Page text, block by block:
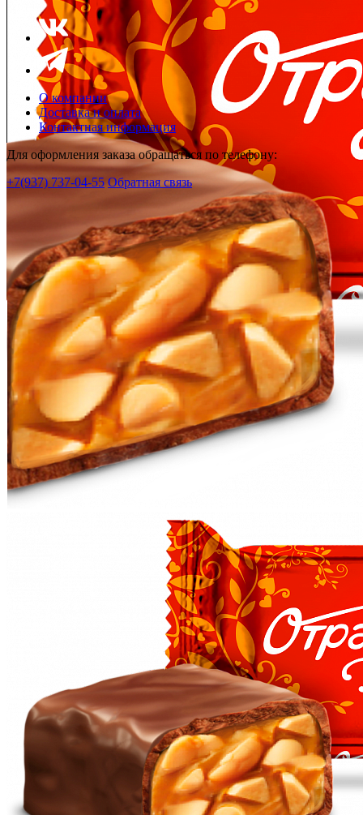
О компании
Доставка и оплата
Контактная информация
Для оформления заказа обращаться по телефону:
+7(937) 737-04-55 Обратная связь